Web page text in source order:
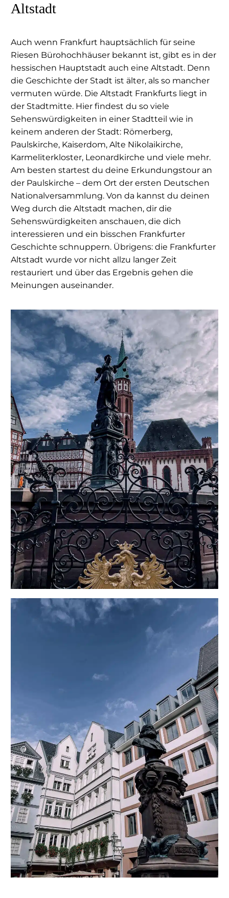
Altstadt
Auch wenn Frankfurt hauptsächlich für seine
Riesen Bürohochhäuser bekannt ist, gibt es in der
hessischen Hauptstadt auch eine Altstadt. Denn
die Geschichte der Stadt ist älter, als so mancher
vermuten würde. Die Altstadt Frankfurts liegt in
der Stadtmitte. Hier findest du so viele
Sehenswürdigkeiten in einer Stadtteil wie in
keinem anderen der Stadt: Römerberg,
Paulskirche, Kaiserdom, Alte Nikolaikirche,
Karmeliterkloster, Leonardkirche und viele mehr.
Am besten startest du deine Erkundungstour an
der Paulskirche – dem Ort der ersten Deutschen
Nationalversammlung. Von da kannst du deinen
Weg durch die Altstadt machen, dir die
Sehenswürdigkeiten anschauen, die dich
interessieren und ein bisschen Frankfurter
Geschichte schnuppern. Übrigens: die Frankfurter
Altstadt wurde vor nicht allzu langer Zeit
restauriert und über das Ergebnis gehen die
Meinungen auseinander.